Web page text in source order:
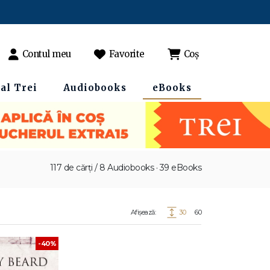
Contul meu Favorite Coș
Trei Audiobooks eBooks
117 de cărți / 8 Audiobooks · 39 eBooks
Afișează: 30 60
-40%